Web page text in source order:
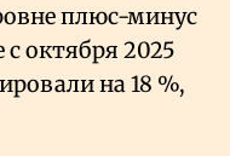
плюс-минус
октября 2025
на 18 %,